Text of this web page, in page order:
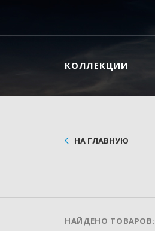
КОЛЛЕКЦИИ
НА ГЛАВНУЮ
НАЙДЕНО ТОВАРОВ: